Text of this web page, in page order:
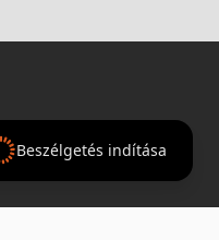
Beszélgetés indítása